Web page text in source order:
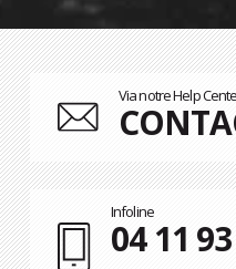
Via notre Help
Infoline
04 11